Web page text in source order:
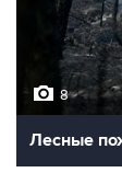
8
Лесные